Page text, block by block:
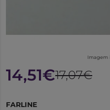
Imagem
14,51€17,07€
FARLINE